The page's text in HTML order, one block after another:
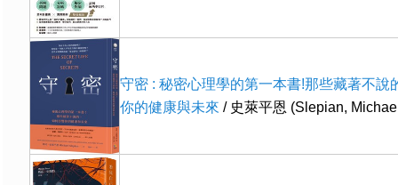
守密 : 秘密心理學的第一本書!那些藏著不說
你的健康與未來 / 史萊平恩 (Slepian,